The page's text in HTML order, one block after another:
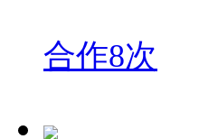
合作8次